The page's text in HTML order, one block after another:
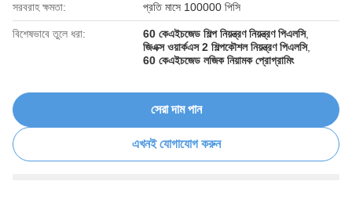
সরবরাহ ক্ষমতা: প্রতি মাসে 100000 পিসি
বিশেষভাবে তুলে ধরা: 60 কেএইচজেড শিল্প নিয়ন্ত্রণ নিয়ন্ত্রণ পিএলসি,
জিএক্স ওয়ার্কএস 2 শিল্পকৌশল নিয়ন্ত্রণ পিএলসি,
60 কেএইচজেড লজিক নিয়ামক প্রোগ্রামিং
সেরা দাম পান
এখনই যোগাযোগ করুন